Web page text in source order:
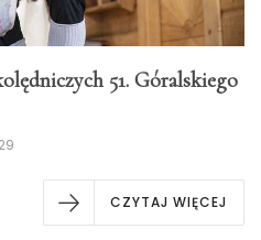
51. Góralskiego
CZYTAJ WIĘCEJ